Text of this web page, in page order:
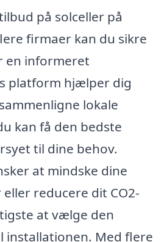
på solceller på
firmaer kan du sikre
en informeret
platform hjælper dig
lokale
kan få den bedste
til dine behov.
at mindske dine
reducere dit CO2-
at vælge den
Med flere